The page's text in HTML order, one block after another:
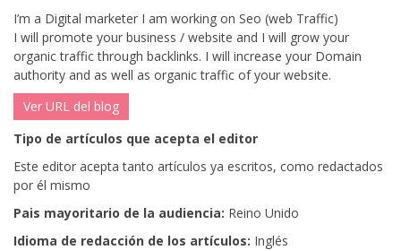
I’m a Digital marketer I am working on Seo (web Traffic)
I will promote your business / website and I will grow your
organic traffic through backlinks. I will increase your Domain
authority and as well as organic traffic of your website.
Ver URL del blog
Tipo de artículos que acepta el editor
Este editor acepta tanto artículos ya escritos, como redactados
por él mismo
Pais mayoritario de la audiencia: Reino Unido
Idioma de redacción de los artículos: Inglés